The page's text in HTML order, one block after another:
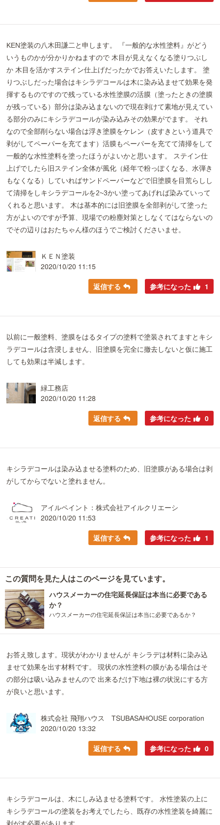
KEN塗装の八木田謙二と申します。 『一般的な水性塗料』がどう
いうものかが分かりかねますので 木目が見えなくなる塗りつぶし
か 木目を活かすステイン仕上げだったかでお答えいたします。 塗
りつぶしだった場合はキシラデコールは木に染み込ませて効果を発
揮するものですので残っている水性塗膜の活膜（塗ったときの塗膜
が残っている）部分は染み込まないので現在剥けて素地が見えてい
る部分のみにキシラデコールが染み込みその効果がでます。 それ
なので全部削らない場合は浮き塗膜をケレン（皮すきという道具で
剥がしてペーパーを充てます）活膜もペーパーを充てて清掃をして
一般的な水性塗料を塗ったほうがよいかと思います。 ステイン仕
上げでしたら旧ステイン全体が風化（経年で粉っぽくなる、水弾き
もなくなる）していればサンドペーパーなどで旧塗膜を目荒らしし
て清掃をしキシラデコールを2~3かい塗ってあげれば染みていって
くれると思います。 木は基本的には旧塗膜を全部剥がして塗った
方がよいのですが予算、現場での粉塵対策としなくてはならないの
でその辺りはおたちゃん様のほうでご検討くださいませ。
ＫＥＮ塗装
2020/10/20 11:15
返信する 参考になった 1
以前に一般塗料、塗膜をはるタイプの塗料で塗装されてますとキシ
ラデコールは含浸しません、旧塗膜を完全に撤去しないと仮に施工
しても効果は半減します。
緑工務店
2020/10/20 11:28
返信する 参考になった 0
キシラデコールは染み込ませる塗料のため、旧塗膜がある場合は剥
がしてからでないと塗れません。
アイルペイント：株式会社アイルクリエーシ
2020/10/20 11:53
返信する 参考になった 1
この質問を見た人はこのページを見ています。
ハウスメーカーの住宅延長保証は本当に必要である
か？
ハウスメーカーの住宅延長保証は本当に必要であるか？
お答え致します。現状がわかりませんが キシラデは材料に染み込
ませて効果を出す材料です。 現状の水性塗料の膜がある場合はそ
の部分は吸い込みませんので 出来るだけ下地は裸の状況にする方
が良いと思います。
株式会社 飛翔ハウス TSUBASAHOUSE corporation
2020/10/20 13:32
返信する 参考になった 0
キシラデコールは、木にしみ込ませる塗料です。 水性塗装の上に
キシラデコールの塗装をお考えでしたら、既存の水性塗装を綺麗に